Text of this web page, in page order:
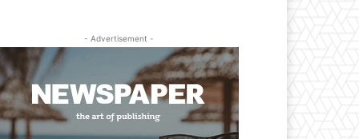
- Advertisement -